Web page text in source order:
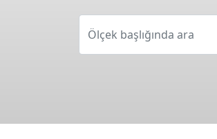
Ölçek başlığında ara